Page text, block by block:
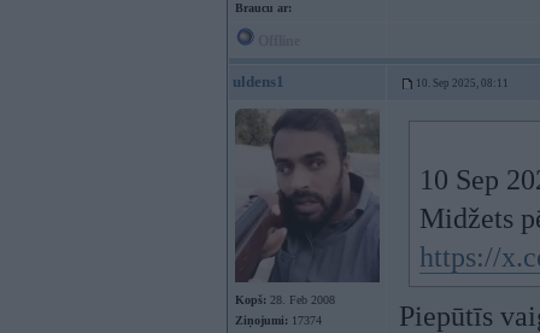
Braucu ar:
uldens1 10. Sep 2025, 08:11
Kopš: 28. Feb 2008
Ziņojumi: 17374
10 Sep
Midžets
https://
Piepūtīs